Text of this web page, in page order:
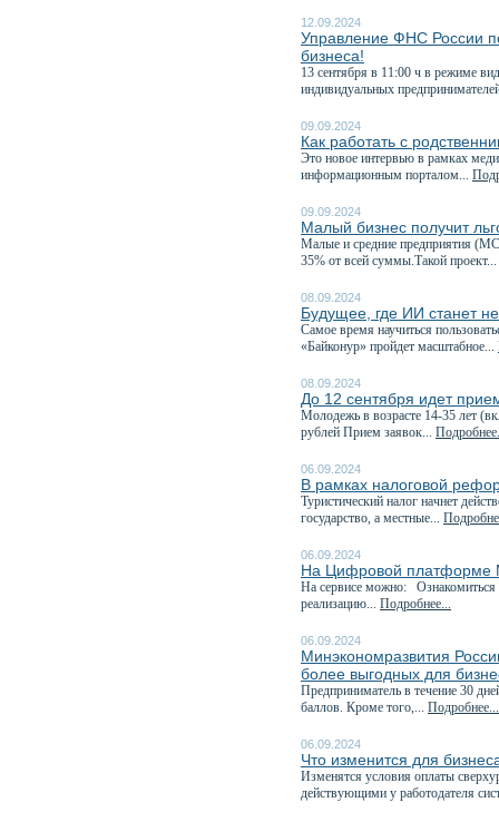
12.09.2024
Управление ФНС России
бизнеса!
13 сентября в 11:00 ч в режиме
индивидуальных
09.09.2024
Как работать с
Это новое интервью в рамках
информационным порталом...
09.09.2024
Малый бизнес получит
Малые и средние предприятия
35% от всей суммы.Такой проект...
08.09.2024
Будущее, где ИИ станет
Самое время научиться
«Байконур» пройдет масштабное...
08.09.2024
До 12 сентября идет
Молодежь в возрасте 14-35 лет
рублей Прием заявок...
06.09.2024
В рамках налоговой
Туристический налог начнет
государство, а местные...
06.09.2024
На Цифровой платформе
На сервисе можно: Ознакомиться
реализацию... Подробнее...
06.09.2024
Минэкономразвития
более выгодных для
Предприниматель в течение 30
баллов. Кроме того,... Подробнее...
06.09.2024
Что изменится для
Изменятся условия оплаты
действующими у работодателя